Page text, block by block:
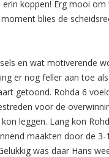
koppen! Erg mooi
blies de
en wat motiverende
er nog feller aan toe
getoond. Rohda 6
voor de
leggen. Lang kon
maakten door de
was daar Hans